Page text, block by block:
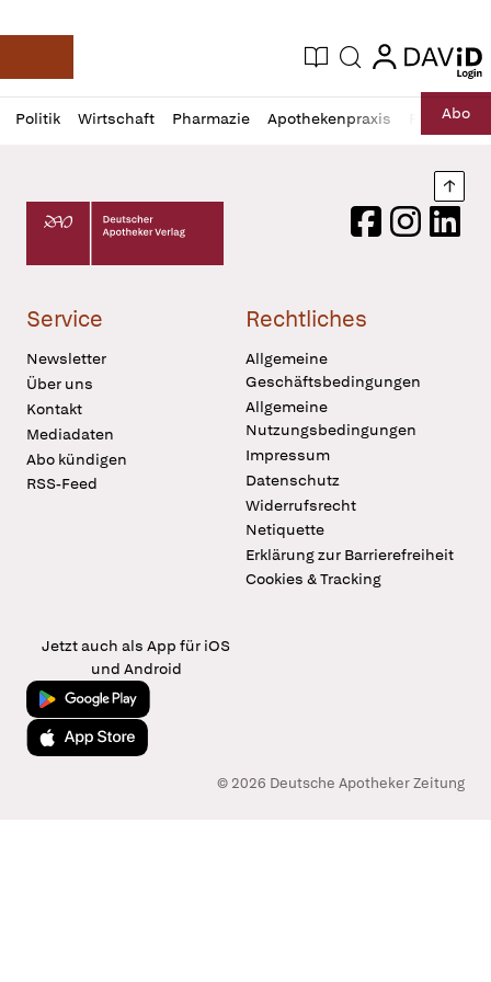
Deutsche Apotheker Zeitung
Aktuelle Ausgabe
Suche login
login
Politik Wirtschaft Pharmazie Apothekenpraxis RechtAbo
Profil
öffnen
Daz
Pur
Deutscher Apotheker Verlag Logo
FacebookInstagram
Service
Newsletter
Über uns
Kontakt
Mediadaten
Abo kündigen
RSS-Feed
Rechtliches
Allgemeine
Geschäftsbedingungen
Allgemeine
Nutzungsbedingungen
Impressum
Datenschutz
Widerrufsrecht
Netiquette
Erklärung zur Barrierefreiheit
Cookies & Tracking
Jetzt auch als App für iOS
und Android
Jetzt bei Google Play
Laden im App Store
© 2026 Deutsche Apotheker Zeitung